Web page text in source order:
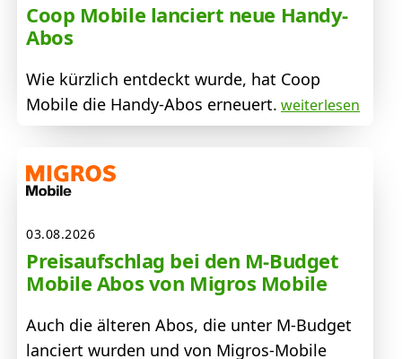
Coop Mobile lanciert neue Handy-
Abos
Wie kürzlich entdeckt wurde, hat Coop
Mobile die Handy-Abos erneuert. weiterlesen
03.08.2026
Preisaufschlag bei den M-Budget
Mobile Abos von Migros Mobile
Auch die älteren Abos, die unter M-Budget
lanciert wurden und von Migros-Mobile